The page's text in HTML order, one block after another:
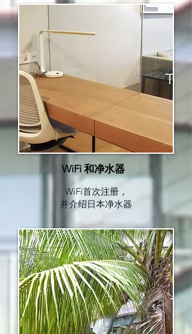
WiFi 和净水器
WiFi首次注册，
并介绍日本净水器